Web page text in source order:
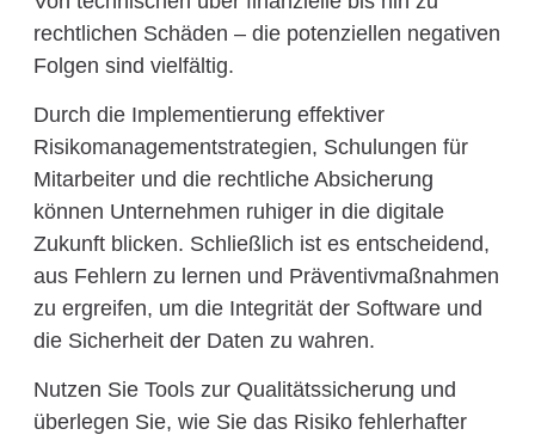
rechtlichen Schäden – die potenziellen negativen
Folgen sind vielfältig.
Durch die Implementierung effektiver
Risikomanagementstrategien, Schulungen für
Mitarbeiter und die rechtliche Absicherung
können Unternehmen ruhiger in die digitale
Zukunft blicken. Schließlich ist es entscheidend,
aus Fehlern zu lernen und Präventivmaßnahmen
zu ergreifen, um die Integrität der Software und
die Sicherheit der Daten zu wahren.
Nutzen Sie Tools zur Qualitätssicherung und
überlegen Sie, wie Sie das Risiko fehlerhafter